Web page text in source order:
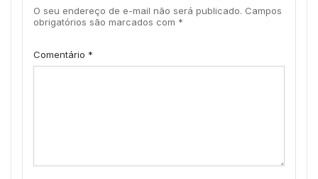
O seu endereço de e-mail não será publicado. Campos
obrigatórios são marcados com *
Comentário *